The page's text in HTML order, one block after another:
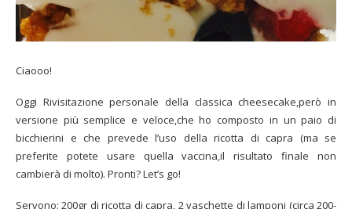
Ciaooo!
Oggi Rivisitazione personale della classica cheesecake,però in
versione più semplice e veloce,che ho composto in un paio di
bicchierini e che prevede l’uso della ricotta di capra (ma se
preferite potete usare quella vaccina,il risultato finale non
cambierà di molto). Pronti? Let’s go!
Servono: 200gr di ricotta di capra, 2 vaschette di lamponi (circa 200-